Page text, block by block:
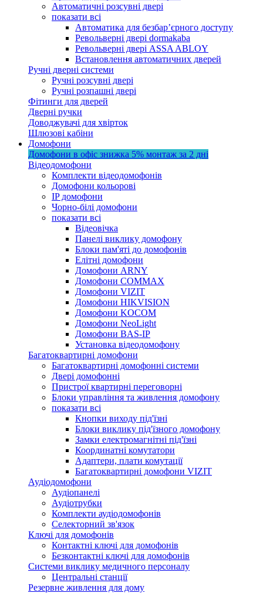
Автоматичні розсувні двері
показати всі
Автоматика для безбар’єрного доступу
Револьверні двері dormakaba
Револьверні двері ASSA ABLOY
Встановлення автоматичних дверей
Ручні дверні системи
Ручні розсувні двері
Ручні розпашні двері
Фітинги для дверей
Дверні ручки
Доводжувачі для хвірток
Шлюзові кабіни
Домофони
Домофони в офіс знижка 5% монтаж за 2 дні
Відеодомофони
Комплекти відеодомофонів
Домофони кольорові
IP домофони
Чорно-білі домофони
показати всі
Відеовічка
Панелі виклику домофону
Блоки пам'яті до домофонів
Елітні домофони
Домофони ARNY
Домофони COMMAX
Домофони VIZIT
Домофони HIKVISION
Домофони KOCOM
Домофони NeoLight
Домофони BAS-IP
Установка відеодомофону
Багатоквартирні домофони
Багатоквартирні домофонні системи
Двері домофонні
Пристрої квартирні переговорні
Блоки управління та живлення домофону
показати всі
Кнопки виходу під'їзні
Блоки виклику під'їзного домофону
Замки електромагнітні під'їзні
Координатні комутатори
Адаптери, плати комутації
Багатоквартирні домофони VIZIT
Аудіодомофони
Аудіопанелі
Аудіотрубки
Комплекти аудіодомофонів
Селекторний зв'язок
Ключі для домофонів
Контактні ключі для домофонів
Безконтактні ключі для домофонів
Системи виклику медичного персоналу
Центральні станції
Резервне живлення для дому